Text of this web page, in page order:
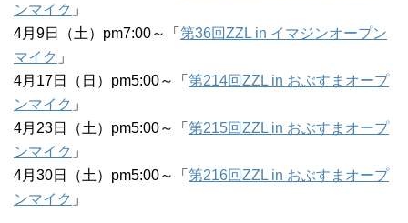
ンマイク 」
4月9日（土）pm7:00～「 第36回ZZL in イマジンオープン
マイク 」
4月17日（日）pm5:00～「 第214回ZZL in おぶすまオープ
ンマイク 」
4月23日（土）pm5:00～「 第215回ZZL in おぶすまオープ
ンマイク 」
4月30日（土）pm5:00～「 第216回ZZL in おぶすまオープ
ンマイク 」